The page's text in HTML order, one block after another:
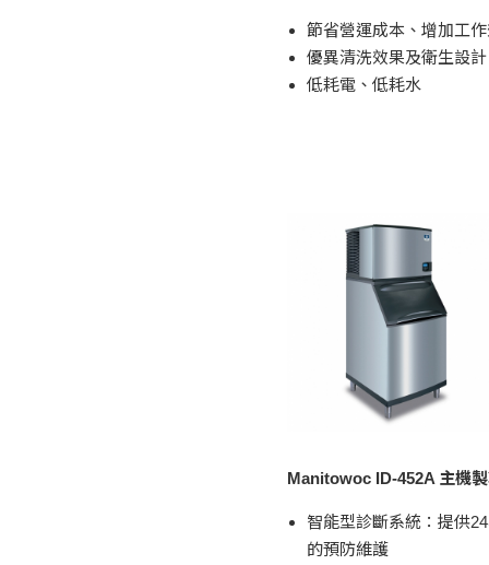
節省營運成本、增加工
優異清洗效果及衛生設計
低耗電、低耗水
Manitowoc ID-452A 主機
智能型診斷系統：提供
的預防維護